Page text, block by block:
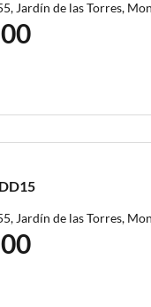
Jardín de las Torres,
DD15
Jardín de las Torres,